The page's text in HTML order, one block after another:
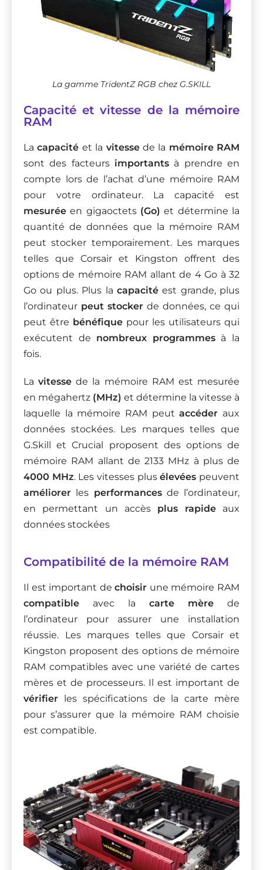
La gamme TridentZ RGB chez G.SKILL
Capacité et vitesse de la mémoire
RAM
Lacapacité et la vitessede la mémoire RAM
sont des facteurs importants à prendre en
compte lors de l’achat d’une mémoire RAM
pour votre ordinateur. La capacité est
mesurée en gigaoctets (Go) et détermine la
quantité de données que la mémoire RAM
peut stocker temporairement. Les marques
telles que Corsair et Kingston offrent des
options de mémoire RAM allant de 4 Go à 32
Go ou plus. Plus la capacitéest grande, plus
l’ordinateur peut stocker de données, ce qui
peut être bénéfique pour les utilisateurs qui
exécutent de nombreux programmesà la
fois.
Lavitesse de la mémoire RAM est mesurée
en mégahertz (MHz) et détermine la vitesse à
laquelle la mémoire RAM peutaccéder aux
données stockées. Les marques telles que
G.Skill et Crucial proposent des options de
mémoire RAM allant de 2133 MHz à plus de
4000 MHz. Les vitesses plusélevées peuvent
améliorer les performancesde l’ordinateur,
en permettant un accès plus rapideaux
données stockées
Compatibilité de la mémoire RAM
Il est important dechoisir une mémoire RAM
compatible avec la carte mère de
l’ordinateur pour assurer une installation
réussie. Les marques telles que Corsair et
Kingston proposent des options de mémoire
RAM compatibles avec une variété de cartes
mères et de processeurs. Il est important de
vérifier les spécifications de la carte mère
pour s’assurer que la mémoire RAM choisie
est compatible.